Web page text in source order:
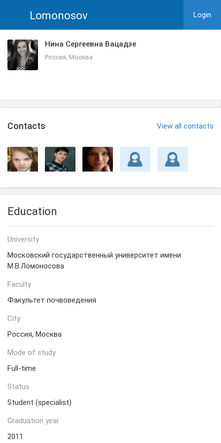
Lomonosov Login
Нина Сергеевна Вацадзе
Россия, Москва
Сontacts View all contacts
Education
University
Московский государственный университет имени
М.В.Ломоносова
Faculty
Факультет почвоведения
City
Россия, Москва
Mode of study
Full-time
Status
Student (specialist)
Graduation year
2011